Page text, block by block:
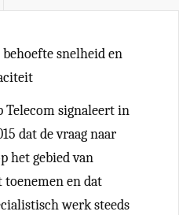
snelheid en
Telecom signaleert in
dat de vraag naar
het gebied van
en dat
werk steeds